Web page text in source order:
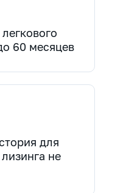
60 месяцев
для
не